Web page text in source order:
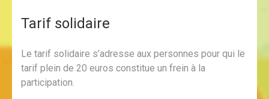
Tarif solidaire
Le tarif solidaire s’adresse aux personnes pour qui le
tarif plein de 20 euros constitue un frein à la
participation.